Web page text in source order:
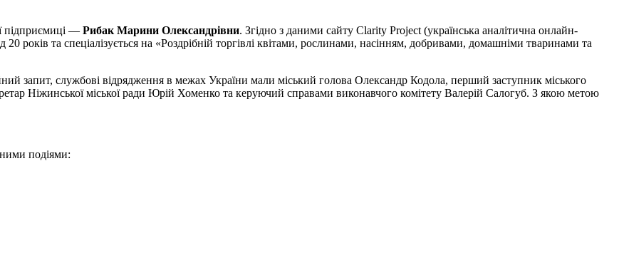
підприємиці — Рибак Марини Олександрівни. Згідно з даними сайту Clarity Project (українська аналітична онлайн-
років та спеціалізується на «Роздрібній торгівлі квітами, рослинами, насінням, добривами, домашніми тваринами та
запит, службові відрядження в межах України мали міський голова Олександр Кодола, перший заступник міського
Ніжинської міської ради Юрій Хоменко та керуючий справами виконавчого комітету Валерій Салогуб. З якою метою
подіями: